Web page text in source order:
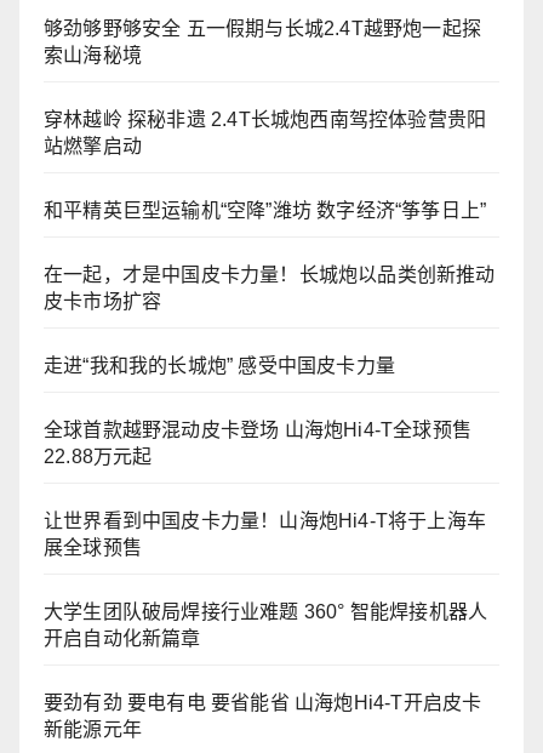
够劲够野够安全 五一假期与长城2.4T越野炮一起探
索山海秘境
穿林越岭 探秘非遗 2.4T长城炮西南驾控体验营贵阳
站燃擎启动
和平精英巨型运输机“空降”潍坊 数字经济“筝筝日上”
在一起，才是中国皮卡力量！长城炮以品类创新推动
皮卡市场扩容
走进“我和我的长城炮” 感受中国皮卡力量
全球首款越野混动皮卡登场 山海炮Hi4-T全球预售
22.88万元起
让世界看到中国皮卡力量！山海炮Hi4-T将于上海车
展全球预售
大学生团队破局焊接行业难题 360° 智能焊接机器人
开启自动化新篇章
要劲有劲 要电有电 要省能省 山海炮Hi4-T开启皮卡
新能源元年